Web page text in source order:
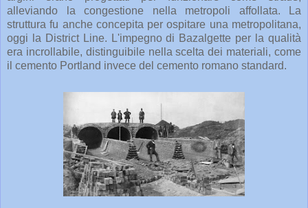
alleviando la congestione nella metropoli affollata. La
struttura fu anche concepita per ospitare una metropolitana,
oggi la District Line. L'impegno di Bazalgette per la qualità
era incrollabile, distinguibile nella scelta dei materiali, come
il cemento Portland invece del cemento romano standard.